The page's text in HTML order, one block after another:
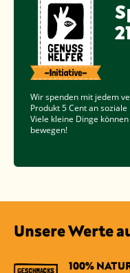
Wir spenden mit jedem
Produkt5 Centan soziale
Viele kleine Dinge
bewegen!
Unsere Werte
100%